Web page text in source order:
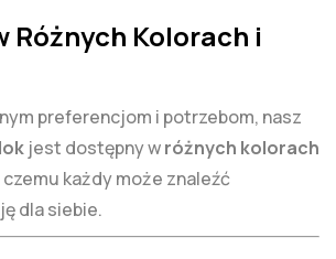
Różnych Kolorach i
preferencjom i potrzebom, nasz
jest dostępny wróżnych kolorach
czemu każdy może znaleźć
dla siebie.